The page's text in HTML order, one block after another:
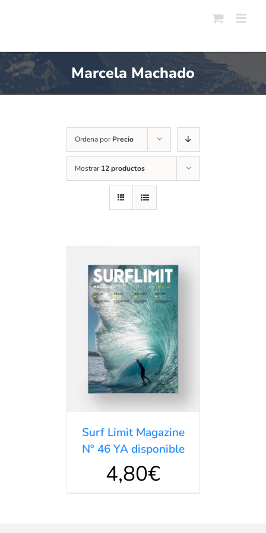
Marcela Machado
Ordena por Precio
Mostrar 12 productos
AÑADIR AL
CARRITO /
DETALLES
Surf Limit Magazine
Nº 46 YA disponible
4,80€